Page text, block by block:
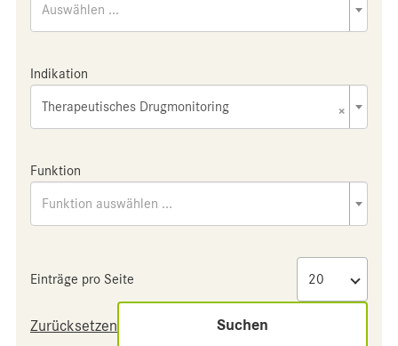
Auswählen ...
Indikation
×
Therapeutisches Drugmonitoring
Funktion
Funktion auswählen ...
Einträge pro Seite
Zurücksetzen Suchen